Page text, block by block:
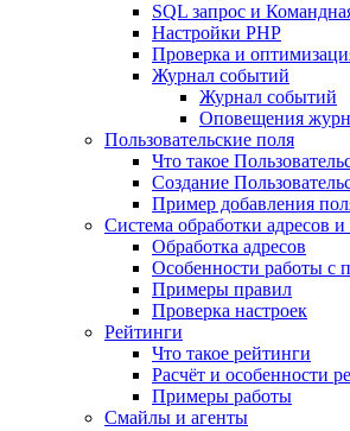
SQL запрос и
Настройки PHP
Проверка и
Журнал событий
Журнал событий
Оповещения
Пользовательские поля
Что такое
Создание
Пример добавления
Система обработки адресов
Обработка адресов
Особенности работы с
Примеры правил
Проверка настроек
Рейтинги
Что такое рейтинги
Расчёт и особенности
Примеры работы
Смайлы и агенты